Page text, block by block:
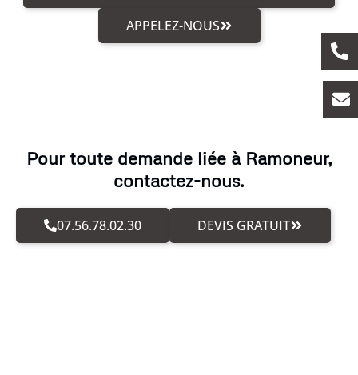
APPELEZ-NOUS
Pour toute demande liée à Ramoneur,
contactez-nous.
07.56.78.02.30 DEVIS GRATUIT